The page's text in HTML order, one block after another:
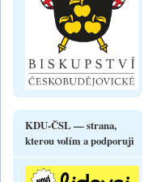
KDU-ČSL — strana,
kterou volím a podporuji